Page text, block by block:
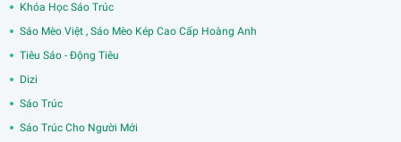
Khóa Học Sáo Trúc
Sáo Mèo Việt , Sáo Mèo Kép Cao Cấp Hoàng Anh
Tiêu Sáo - Động Tiêu
Dizi
Sáo Trúc
Sáo Trúc Cho Người Mới